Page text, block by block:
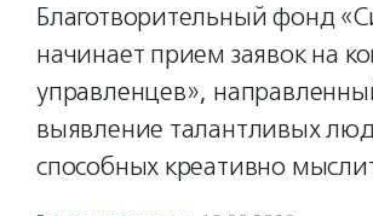
Благотворительный фонд
начинает прием заявок на
управленцев»,
выявление талантливых
способных креативно